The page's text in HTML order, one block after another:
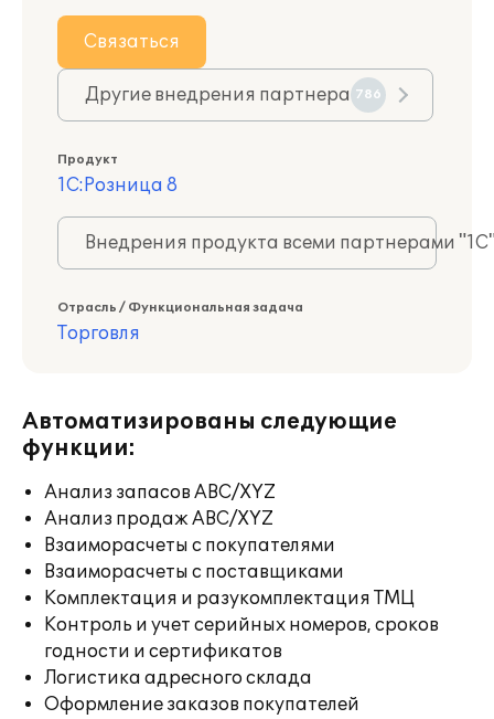
Связаться
Другие внедрения партнера 786
Продукт
1С:Розница 8
Внедрения продукта всеми партнерами
Отрасль / Функциональная задача
Торговля
Автоматизированы следующие
функции:
Анализ запасов ABC/XYZ
Анализ продаж ABC/XYZ
Взаиморасчеты с покупателями
Взаиморасчеты с поставщиками
Комплектация и разукомплектация ТМЦ
Контроль и учет серийных номеров, сроков
годности и сертификатов
Логистика адресного склада
Оформление заказов покупателей